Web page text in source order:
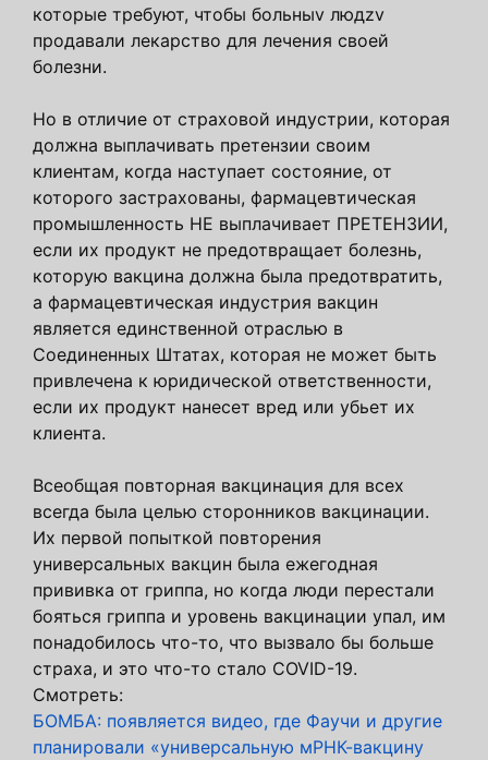
которые требуют, чтобы больныv людzv
продавали лекарство для лечения своей
болезни.
Но в отличие от страховой индустрии, которая
должна выплачивать претензии своим
клиентам, когда наступает состояние, от
которого застрахованы, фармацевтическая
промышленность НЕ выплачивает ПРЕТЕНЗИИ,
если их продукт не предотвращает болезнь,
которую вакцина должна была предотвратить,
а фармацевтическая индустрия вакцин
является единственной отраслью в
Соединенных Штатах, которая не может быть
привлечена к юридической ответственности,
если их продукт нанесет вред или убьет их
клиента.
Всеобщая повторная вакцинация для всех
всегда была целью сторонников вакцинации.
Их первой попыткой повторения
универсальных вакцин была ежегодная
прививка от гриппа, но когда люди перестали
бояться гриппа и уровень вакцинации упал, им
понадобилось что-то, что вызвало бы больше
страха, и это что-то стало COVID-19.
Смотреть:
БОМБА: появляется видео, где Фаучи и другие
планировали «универсальную мРНК-вакцину